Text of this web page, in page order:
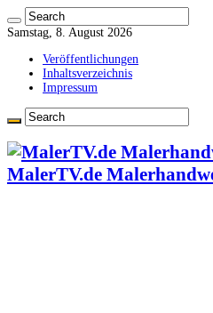
Samstag, 8. August 2026
Veröffentlichungen
Inhaltsverzeichnis
Impressum
MalerTV.de